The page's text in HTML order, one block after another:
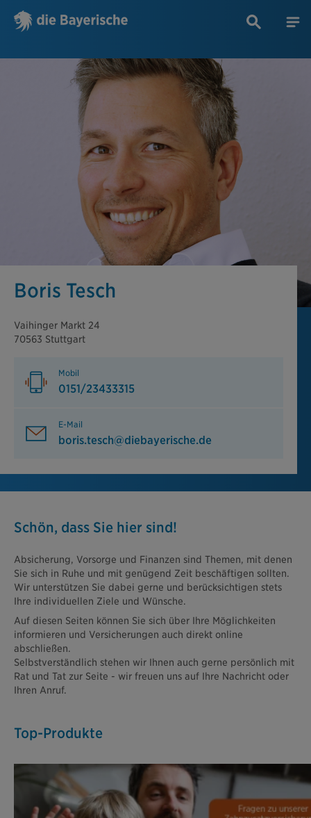
Boris Tesch
Vaihinger Markt 24
70563 Stuttgart
Mobil
0151/23433315
E-Mail
boris.tesch@diebayerische.de
Schön, dass Sie hier sind!
Absicherung, Vorsorge und Finanzen sind Themen, mit denen
Sie sich in Ruhe und mit genügend Zeit beschäftigen sollten.
Wir unterstützen Sie dabei gerne und berücksichtigen stets
Ihre individuellen Ziele und Wünsche.
Auf diesen Seiten können Sie sich über Ihre Möglichkeiten
informieren und Versicherungen auch direkt online
abschließen.
Selbstverständlich stehen wir Ihnen auch gerne persönlich mit
Rat und Tat zur Seite - wir freuen uns auf Ihre Nachricht oder
Ihren Anruf.
Top-Produkte